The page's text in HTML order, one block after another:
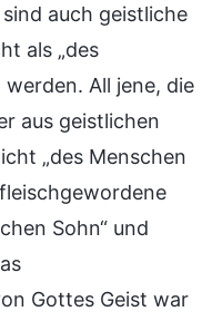
auch geistliche
als „des
All jene, die
aus geistlichen
„des Menschen
Sohn“ und
Gottes Geist war